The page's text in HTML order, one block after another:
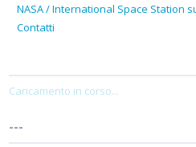
NASA / International Space Station
Contatti
Caricamento in corso...
---